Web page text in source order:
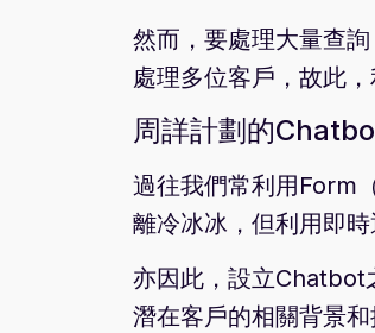
然而，要處理大量查
處理多位客戶，故此
周詳計劃的
過往我們常利用Form
離冷冰冰，但利用即
亦因此，設立Chatbot
潛在客戶的相關背景